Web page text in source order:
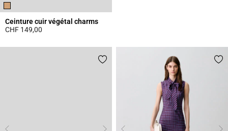
Ceinture cuir végétal charms
CHF 149,00